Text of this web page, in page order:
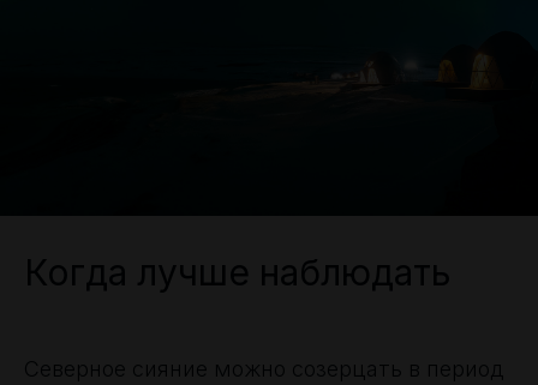
Когда лучше наблюдать
Северное сияние можно созерцать в период